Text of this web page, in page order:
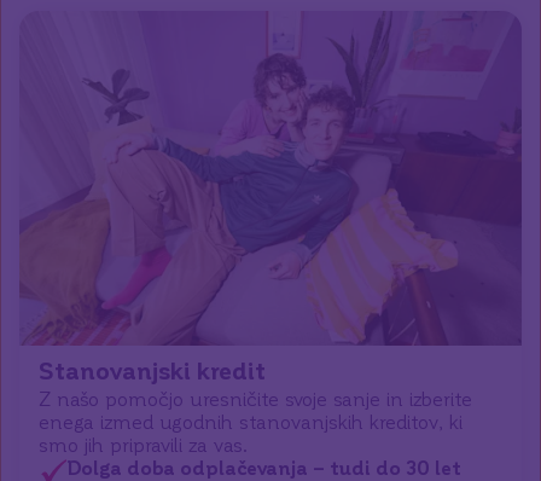
Stanovanjski kredit
Z našo pomočjo uresničite svoje sanje in izberite
enega izmed ugodnih stanovanjskih kreditov, ki
smo jih pripravili za vas.
Dolga doba odplačevanja – tudi do 30 let